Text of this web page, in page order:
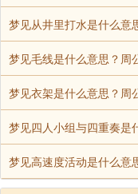
梦见从井里打水是什么意
梦见毛线是什么意思？周
梦见衣架是什么意思？周
梦见四人小组与四重奏是
梦见高速度活动是什么意